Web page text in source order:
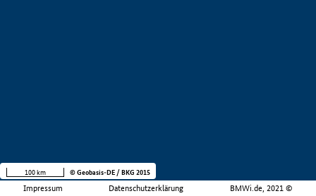
Impressum Datenschutzerklärung BMWi.de, 2021 ©
100 km © Geobasis-DE / BKG 2015